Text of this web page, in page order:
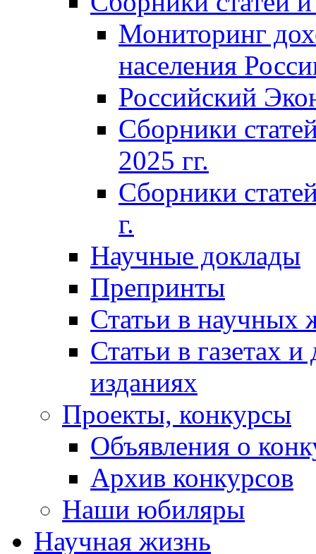
Мониторинг
населения
Российский
Сборники
2025 гг.
Сборники
г.
Научные доклады
Препринты
Статьи в научных
Статьи в газетах
изданиях
Проекты, конкурсы
Объявления о
Архив конкурсов
Наши юбиляры
Научная жизнь